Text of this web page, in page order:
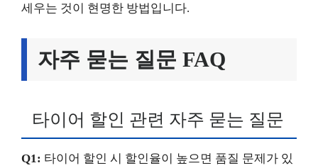
세우는 것이 현명한 방법입니다.
자주 묻는 질문 FAQ
타이어 할인 관련 자주 묻는 질문
Q1: 타이어 할인 시 할인율이 높으면 품질 문제가 있